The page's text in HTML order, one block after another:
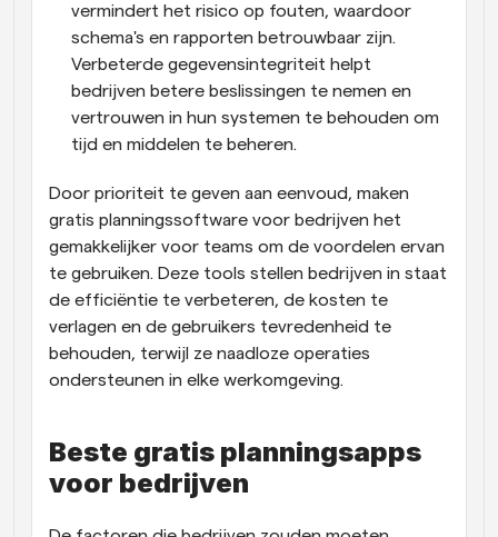
vermindert het risico op fouten, waardoor
schema's en rapporten betrouwbaar zijn.
Verbeterde gegevensintegriteit helpt
bedrijven betere beslissingen te nemen en
vertrouwen in hun systemen te behouden om
tijd en middelen te beheren.
Door prioriteit te geven aan eenvoud, maken
gratis planningssoftware voor bedrijven het
gemakkelijker voor teams om de voordelen ervan
te gebruiken. Deze tools stellen bedrijven in staat
de efficiëntie te verbeteren, de kosten te
verlagen en de gebruikers tevredenheid te
behouden, terwijl ze naadloze operaties
ondersteunen in elke werkomgeving.
Beste gratis planningsapps
voor bedrijven